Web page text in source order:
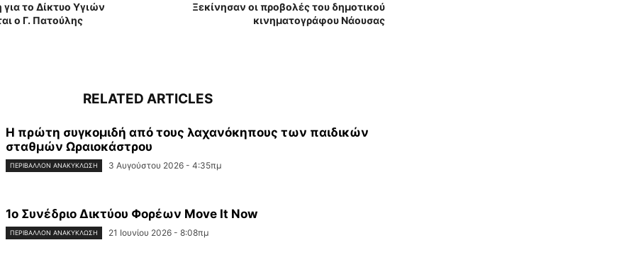
το Δίκτυο Υγιών
ο Γ. Πατούλης
Ξεκίνησαν οι προβολές του δημοτικού
κινηματογράφου Νάουσας
RELATED ARTICLES
Η πρώτη συγκομιδή από τους λαχανόκηπους των παιδικών
σταθμών Ωραιοκάστρου
ΠΕΡΙΒΆΛΛΟΝ ΑΝΑΚΎΚΛΩΣΗ 3 Αυγούστου 2026 - 4:35πμ
1ο Συνέδριο Δικτύου Φορέων Move It Now
ΠΕΡΙΒΆΛΛΟΝ ΑΝΑΚΎΚΛΩΣΗ 21 Ιουνίου 2026 - 8:08πμ